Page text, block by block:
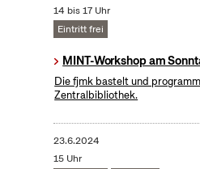
14 bis 17 Uhr
Eintritt frei
MINT-Workshop am
Die fjmk bastelt und
Zentralbibliothek.
23.6.2024
15 Uhr